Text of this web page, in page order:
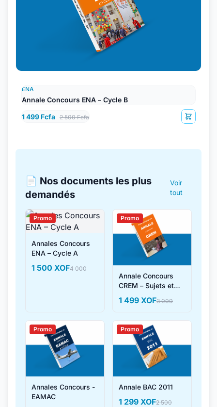
ENA
Annale Concours ENA – Cycle B
1 499 Fcfa 2 500 Fcfa
📄 Nos documents les plus
demandés
Voir
tout
Promo
Annales Concours
ENA – Cycle A
1 500 XOF4 000
Promo
Annale Concours
CREM – Sujets et
1 499 XOF3 000
Promo
Annales Concours -
EAMAC
Promo
Annale BAC 2011
1 299 XOF2 500